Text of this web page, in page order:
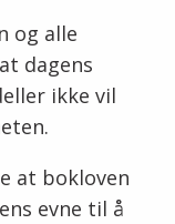
og alle
dagens
ikke vil
at bokloven
evne til å